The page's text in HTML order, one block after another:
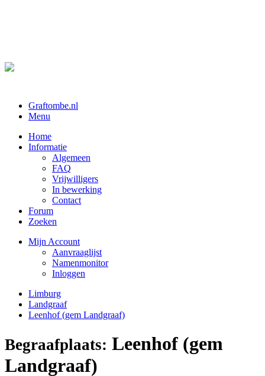
Graftombe.nl
Menu
Home
Informatie
Algemeen
FAQ
Vrijwilligers
In bewerking
Contact
Forum
Zoeken
Mijn Account
Aanvraaglijst
Namenmonitor
Inloggen
Limburg
Landgraaf
Leenhof (gem Landgraaf)
Begraafplaats: Leenhof (gem
Landgraaf)